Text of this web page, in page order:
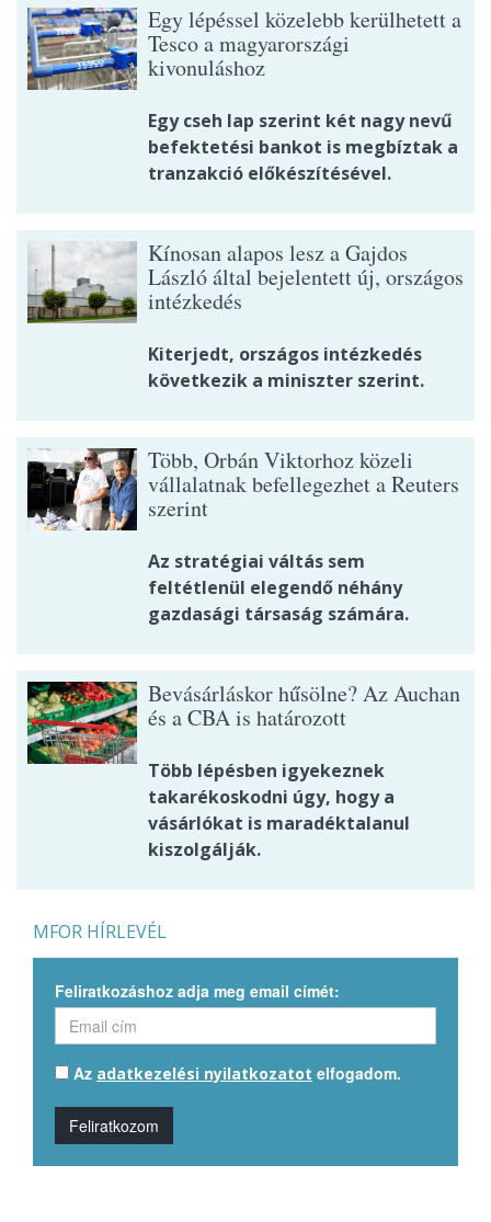
Egy lépéssel közelebb kerülhetett a
Tesco a magyarországi
kivonuláshoz
Egy cseh lap szerint két nagy nevű
befektetési bankot is megbíztak a
tranzakció előkészítésével.
Kínosan alapos lesz a Gajdos
László által bejelentett új, országos
intézkedés
Kiterjedt, országos intézkedés
következik a miniszter szerint.
Több, Orbán Viktorhoz közeli
vállalatnak befellegezhet a Reuters
szerint
Az stratégiai váltás sem
feltétlenül elegendő néhány
gazdasági társaság számára.
Bevásárláskor hűsölne? Az Auchan
és a CBA is határozott
Több lépésben igyekeznek
takarékoskodni úgy, hogy a
vásárlókat is maradéktalanul
kiszolgálják.
MFOR HÍRLEVÉL
Feliratkozáshoz adja meg email címét:
Az adatkezelési nyilatkozatot elfogadom.
Feliratkozom